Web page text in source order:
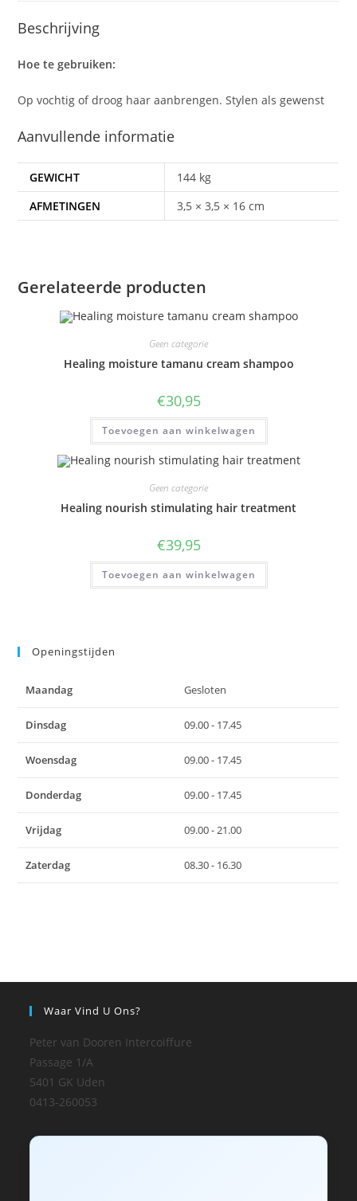
Beschrijving
Hoe te gebruiken:
Op vochtig of droog haar aanbrengen. Stylen als gewenst
Aanvullende informatie
GEWICHT
144 kg
AFMETINGEN
3,5 × 3,5 × 16 cm
Gerelateerde producten
Geen categorie
Healing moisture tamanu cream shampoo
€30,95
Toevoegen aan winkelwagen
Geen categorie
Healing nourish stimulating hair treatment
€39,95
Toevoegen aan winkelwagen
Openingstijden
Maandag Gesloten
Dinsdag 09.00 - 17.45
Woensdag 09.00 - 17.45
Donderdag 09.00 - 17.45
Vrijdag 09.00 - 21.00
Zaterdag 08.30 - 16.30
Waar Vind U Ons?
Peter van Dooren Intercoiffure
Passage 1/A
5401 GK Uden
0413-260053